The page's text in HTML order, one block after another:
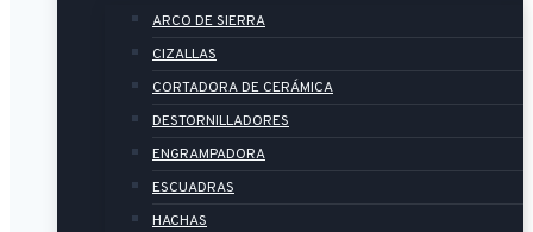
ARCO DE SIERRA
CIZALLAS
CORTADORA DE CERÁMICA
DESTORNILLADORES
ENGRAMPADORA
ESCUADRAS
HACHAS